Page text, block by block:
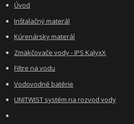
Úvod
Inštalačný materál
Kúrenársky materál
Zmäkčovače vody - IPS KalyxX
Filtre na vodu
Vodovodné batérie
UNITWIST systém na rozvod vody